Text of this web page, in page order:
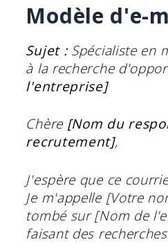
Modèle d'e-
Sujet : Spécialiste en
à la recherche
l'entreprise]
Chère [Nom du
recrutement],
J'espère que ce
Je m'appelle [Votre
tombé sur [Nom de
faisant des